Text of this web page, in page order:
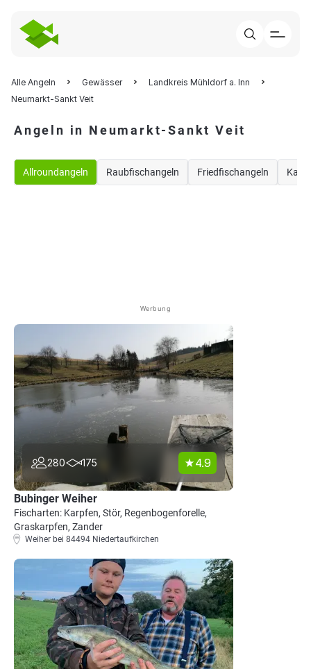
Alle Angeln Gewässer
Landkreis Mühldorf a. Inn
Neumarkt-Sankt Veit
Angeln in Neumarkt-Sankt Veit
Allroundangeln Raubfischangeln Friedfischangeln
Werbung
280 175 4.9
Bubinger Weiher
Fischarten: Karpfen, Stör, Regenbogenforelle,
Graskarpfen, Zander
Weiher bei 84494 Niedertaufkirchen